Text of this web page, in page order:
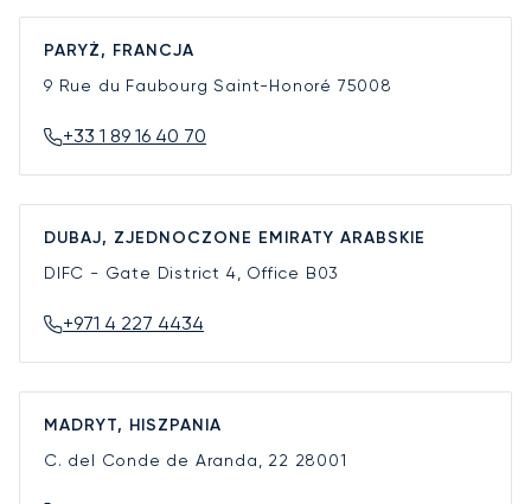
PARYŻ, FRANCJA
9 Rue du Faubourg Saint-Honoré 75008
+33 1 89 16 40 70
DUBAJ, ZJEDNOCZONE EMIRATY ARABSKIE
DIFC - Gate District 4, Office B03
+971 4 227 4434
MADRYT, HISZPANIA
C. del Conde de Aranda, 22 28001